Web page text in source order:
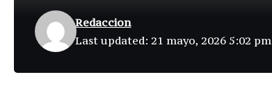
Last updated: 21 mayo, 2026 5:02 pm
Redaccion